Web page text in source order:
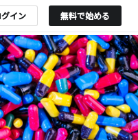
グイン 無料で始める